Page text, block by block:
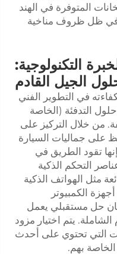
المتوفرة في الهند
في ظل ظروف مناخية
التكنولوجية:
الجيل القادم
في التطوير الفني
التدفئة (الخاصة
من خلال التركيز على
على جماليات السيارة
تقود الطريق في
التحكم الذكية
مثل الهواتف الذكية
الكمبيوتر
حل مستقبلي يعمل
يتم اختيار مزود
التي تحتوي على أحدث
بهم.